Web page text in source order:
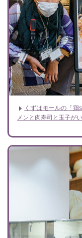
くずはモールの「
メンと肉寿司と玉子が